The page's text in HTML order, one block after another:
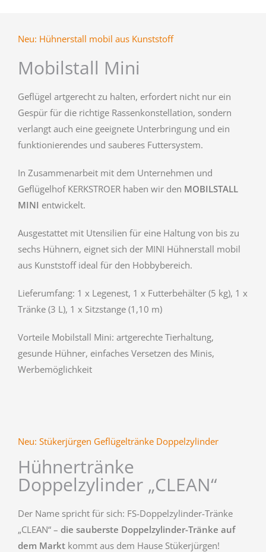
Neu: Hühnerstall mobil aus Kunststoff
Mobilstall Mini
Geflügel artgerecht zu halten, erfordert nicht nur ein
Gespür für die richtige Rassenkonstellation, sondern
verlangt auch eine geeignete Unterbringung und ein
funktionierendes und sauberes Futtersystem.
In Zusammenarbeit mit dem Unternehmen und
Geflügelhof KERKSTROER haben wir den MOBILSTALL
MINI entwickelt.
Ausgestattet mit Utensilien für eine Haltung von bis zu
sechs Hühnern, eignet sich der MINI Hühnerstall mobil
aus Kunststoff ideal für den Hobbybereich.
Lieferumfang: 1 x Legenest, 1 x Futterbehälter (5 kg), 1 x
Tränke (3 L), 1 x Sitzstange (1,10 m)
Vorteile Mobilstall Mini: artgerechte Tierhaltung,
gesunde Hühner, einfaches Versetzen des Minis,
Werbemöglichkeit
Neu: Stükerjürgen Geflügeltränke Doppelzylinder
Hühnertränke
Doppelzylinder „CLEAN“
Der Name spricht für sich: FS-Doppelzylinder-Tränke
„CLEAN“ – die sauberste Doppelzylinder-Tränke auf
dem Markt kommt aus dem Hause Stükerjürgen!